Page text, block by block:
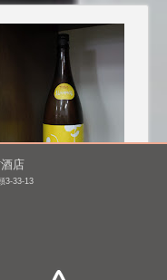
店
3-33-13